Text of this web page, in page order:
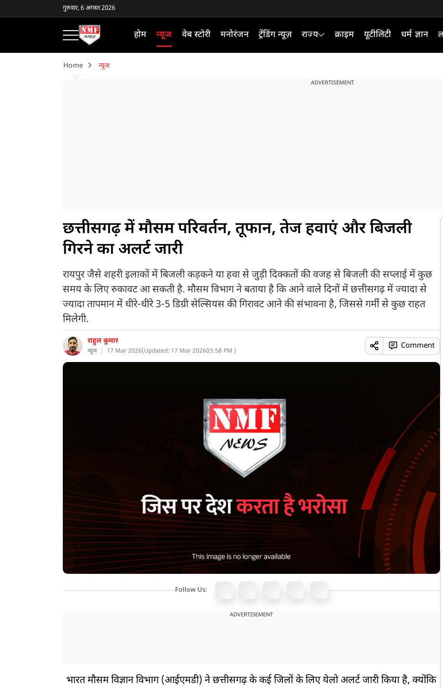
गुरुवार, 6 अगस्त 2026
होम न्यूज वेब स्टोरी मनोरंजन ट्रेंडिंग न्यूज़ राज्य क्राइम यूटीलिटी धर्म ज्ञान
Home न्यूज
ADVERTISEMENT
छत्तीसगढ़ में मौसम परिवर्तन, तूफान, तेज हवाएं और बिजली
गिरने का अलर्ट जारी
रायपुर जैसे शहरी इलाकों में बिजली कड़कने या हवा से जुड़ी दिक्कतों की वजह से बिजली की सप्लाई में कुछ
समय के लिए रुकावट आ सकती है. मौसम विभाग ने बताया है कि आने वाले दिनों में छत्तीसगढ़ में ज्यादा से
ज्यादा तापमान में धीरे-धीरे 3-5 डिग्री सेल्सियस की गिरावट आने की संभावना है, जिससे गर्मी से कुछ राहत
मिलेगी.
राहुल कुमार
न्यूज 17 Mar 2026(Updated: 17 Mar 202603:58 PM )
Comment
Follow Us:
ADVERTISEMENT
भारत मौसम विज्ञान विभाग (आईएमडी) ने छत्तीसगढ़ के कई जिलों के लिए येलो अलर्ट जारी किया है, क्योंकि